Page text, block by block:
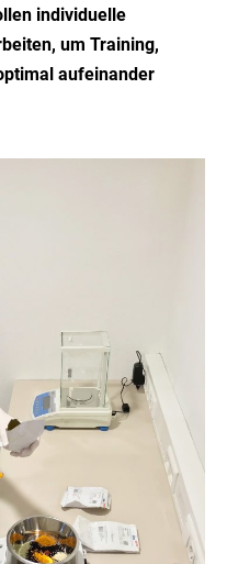
individuelle
um Training,
aufeinander